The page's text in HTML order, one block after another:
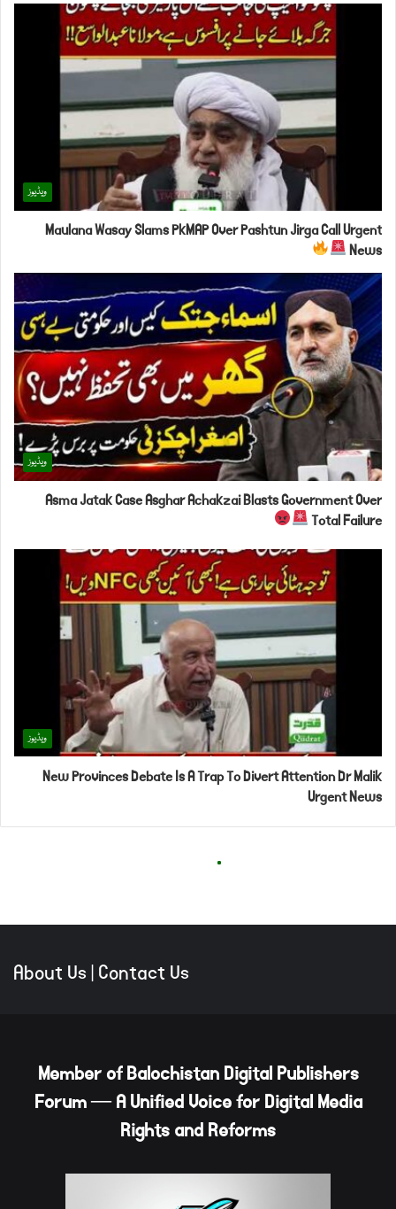
About Us|Contact Us
Member of Balochistan Digital Publishers
Forum — A Unified Voice for Digital Media
Rights and Reforms